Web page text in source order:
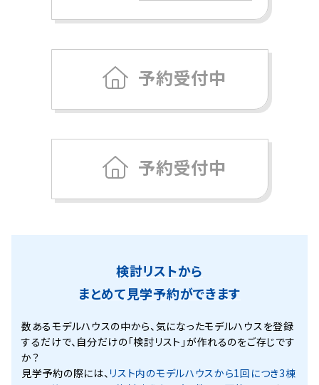
予約受付中
予約受付中
検討リストから
まとめて見学予約ができます
数あるモデルハウスの中から、気になったモデルハウスを登録
するだけで、 自分だけの「検討リスト」が作れるのをご存じです
か？
見学予約の際には、 リスト内のモデルハウスから1回につき3棟